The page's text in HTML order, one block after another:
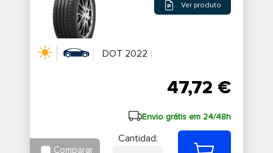
Ver produto
DOT 2022
47,72 €
Envio grátis em 24/48h
Comparar
Cantidad: